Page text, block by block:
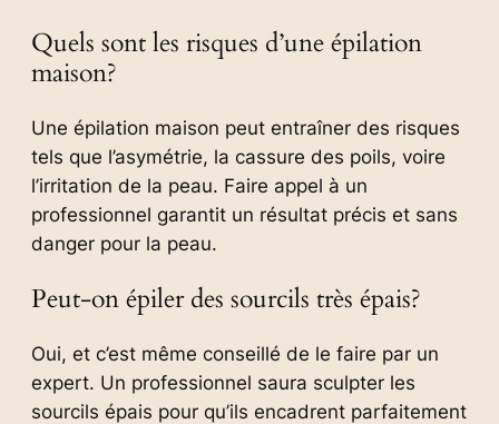
Quels sont les risques d’une épilation
maison?
Une épilation maison peut entraîner des risques
tels que l’asymétrie, la cassure des poils, voire
l’irritation de la peau. Faire appel à un
professionnel garantit un résultat précis et sans
danger pour la peau.
Peut-on épiler des sourcils très épais?
Oui, et c’est même conseillé de le faire par un
expert. Un professionnel saura sculpter les
sourcils épais pour qu’ils encadrent parfaitement